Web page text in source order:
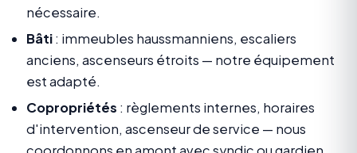
nécessaire.
Bâti: immeubles haussmanniens, escaliers
anciens, ascenseurs étroits — notre équipement
est adapté.
Copropriétés : règlements internes, horaires
d'intervention, ascenseur de service — nous